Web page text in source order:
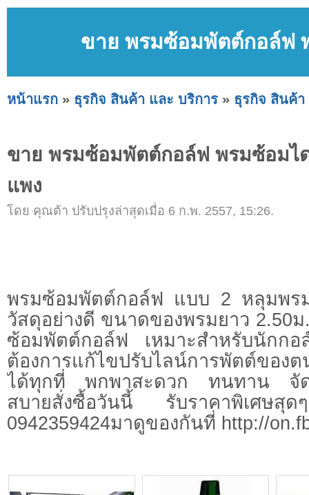
ขาย พรมซ้อมพัตต์กอล์ฟ
หน้าแรก » ธุรกิจ สินค้า และ บริการ » ธุรกิจ สินค้า
ขาย พรมซ้อมพัตต์กอล์ฟ พรมซ้อมไ
แพง
โดย คุณต้า ปรับปรุงล่าสุดเมื่อ 6 ก.พ. 2557, 15:26.
พรมซ้อมพัตต์กอล์ฟ แบบ 2 หลุมพร
วัสดุอย่างดี ขนาดของพรมยาว 2.50
ซ้อมพัตต์กอล์ฟ เหมาะสำหรับนักก
ต้องการแก้ไขปรับไลน์การพัตต์ของ
ได้ทุกที่ พกพาสะดวก ทนทาน จัดเ
สบายสั่งซื้อวันนี้ รับราคาพิเศษสุ
0942359424มาดูของกันที่ http://